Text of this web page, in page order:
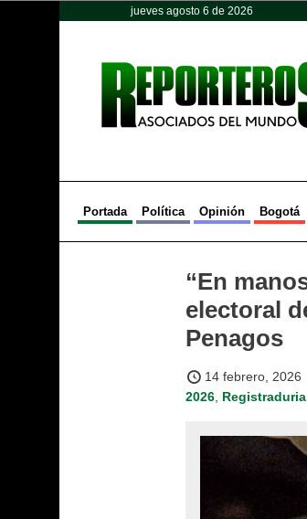
jueves agosto 6 de 2026
Portada Política Opinión Bogotá
“En
electoral
Penagos
14 febrero, 2026
2026, Registraduria
Opinión Política